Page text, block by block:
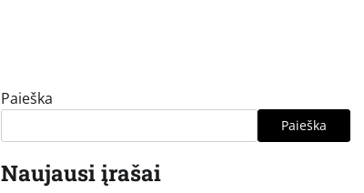
Paieška
Paieška
Naujausi įrašai